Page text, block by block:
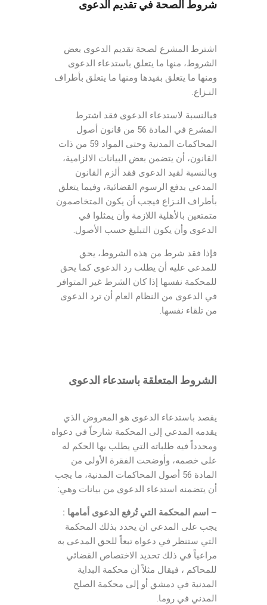
شروط الصحة في تقديم الدعوى
اشترط المشرع لصحة تقديم الدعوى بعض
الشروط، منها ما يتعلق باستدعاء الدعوى
ومنها ما يتعلق بقيدها ومنها ما يتعلق بأطراف
النـزاع.
فبالنسبة لاستدعاء الدعوى فقد اشترط
المشرع في المادة 56 من قانون أصول
المحاكمات المدنية وحتى المواد 59 من ذات
القانون، أن يتضمن بعض البيانات الالزامية،
وبالنسبة لقيد الدعوى فقد ألزم القانون
المدعي بدفع الرسوم القضائية، وفيما يتعلق
بأطراف النـزاع فيجب أن يكون المتخاصمون
متمتعين بالأهلية اللازمة وأن يمثلوا في
الدعوى وأن يكون التبليغ حسب الأصول.
فإذا فقد شرط من هذه الشروط، يحق
للمدعى عليه أن يطلب رد الدعوى كما يحق
للمحكمة نفسها إذا كان الشرط غير المتوافر
في الدعوى من النظام العام أن ترد الدعوى
من تلقاء نفسها.
الشروط المتعلقة باستدعاء الدعوى
يقصد باستدعاء الدعوى هو المعروض الذي
يقدمه المدعي إلى المحكمة شارحاً في دعواه
ومحدداً فيه طلباته التي يطلب بها الحكم له
على خصمه، وأوضحت الفقرة الأولى من
المادة 56 أصول المحاكمات المدنية، ما يجب
أن يتضمنه استدعاء الدعوى من بيانات وهي:
– اسم المحكمة التي تُرفع الدعوى أمامها :
يجب على المدعي ان يحدد بذلك المحكمة
التي ستنظر في دعواه تبعاً للحق المدعى به
مراعياً في ذلك تحديد الاختصاص القضائي
للمحاكم ، فيقال مثلاً أن محكمة البداية
المدنية في دمشق أو إلى محكمة الصلح
المدني في روما.